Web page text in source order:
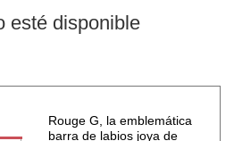
Rouge G, la emblemática
barra de labios joya de